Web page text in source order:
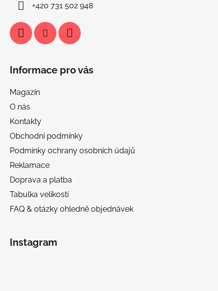
+420 731 502 948
Informace pro vás
Magazín
O nás
Kontakty
Obchodní podmínky
Podmínky ochrany osobních údajů
Reklamace
Doprava a platba
Tabulka velikostí
FAQ & otázky ohledně objednávek
Instagram